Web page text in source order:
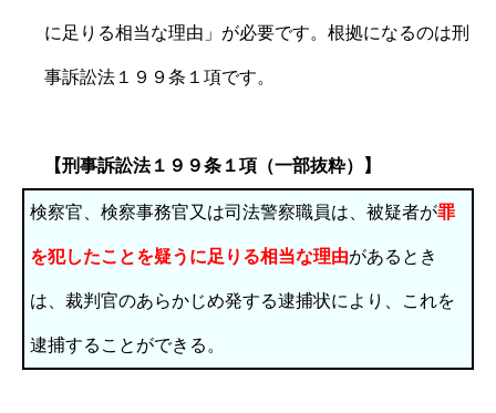
に足りる相当な理由」が必要です。根拠になるのは刑
事訴訟法１９９条１項です。
【刑事訴訟法１９９条１項（一部抜粋）】
検察官、検察事務官又は司法警察職員は、被疑者が罪
を犯したことを疑うに足りる相当な理由があるとき
は、裁判官のあらかじめ発する逮捕状により、これを
逮捕することができる。